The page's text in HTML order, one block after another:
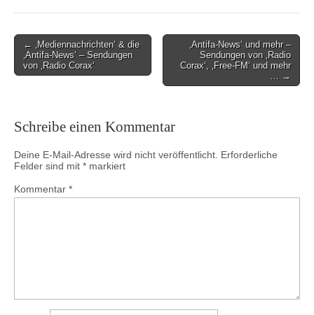
Post
navigation
← ‚Mediennachrichten‘ & die
‚Antifa-News‘ – Sendungen
von ‚Radio Corax‘
‚Antifa-News‘ und mehr –
Sendungen von ‚Radio
Corax‘, ‚Free-FM‘ und mehr
… →
Schreibe einen Kommentar
Deine E-Mail-Adresse wird nicht veröffentlicht. Erforderliche
Felder sind mit * markiert
Kommentar *